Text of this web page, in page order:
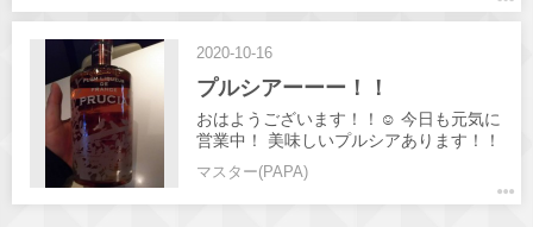
2020-10-16
プルシアーーー！！
おはようございます！！☺️ 今日も元気に
営業中！ 美味しいプルシアあります！！
✨✨ 皆さんのお越しお待ちしてます✨✨
マスター(PAPA)